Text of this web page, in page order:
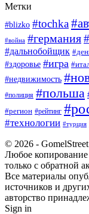
Метки
#blizko #tochka
#война #германия
#дальнобойщик
#здоровье #игра
#недвижимость
#полиция #польша
#регион #рейтинг
#технологии #турция
© 2026 -
Любое копирование
только с обратной
Все материалы
источников и
авторство
Sign in